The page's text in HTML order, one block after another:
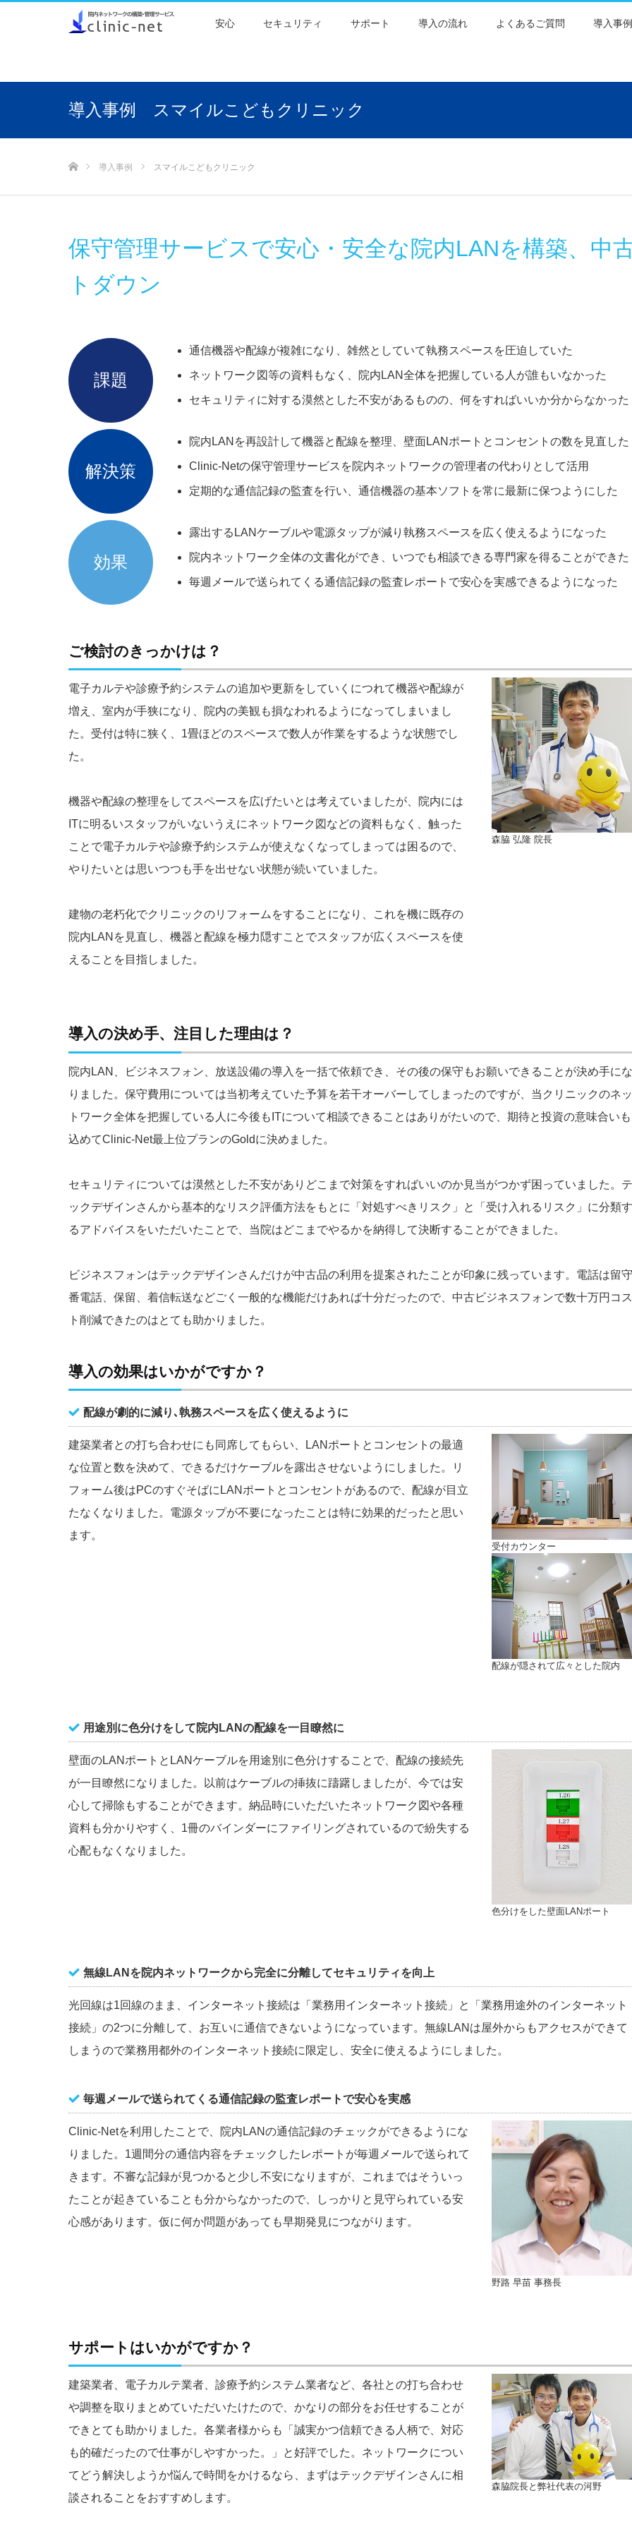
安心 セキュリティ サポート 導入の流れ よくあるご質問 導入事例
スマイルこどもクリニック
導入事例 スマイルこどもクリニック
保守管理サービスで安心・安全な院内LANを構築、中
トダウン
課題
通信機器や配線が複雑になり、雑然としていて執務スペースを圧迫していた
ネットワーク図等の資料もなく、院内LAN全体を把握している人が誰もいなかった
セキュリティに対する漠然とした不安があるものの、何をすればいいか分からなかった
解決策
院内LANを再設計して機器と配線を整理、壁面LANポートとコンセントの数を見直した
Clinic-Netの保守管理サービスを院内ネットワークの管理者の代わりとして活用
定期的な通信記録の監査を行い、通信機器の基本ソフトを常に最新に保つようにした
効果
露出するLANケーブルや電源タップが減り執務スペースを広く使えるようになった
院内ネットワーク全体の文書化ができ、いつでも相談できる専門家を得ることができた
毎週メールで送られてくる通信記録の監査レポートで安心を実感できるようになった
ご検討のきっかけは？
電子カルテや診療予約システムの追加や更新をしていくにつれて機器や配線が
増え、室内が手狭になり、院内の美観も損なわれるようになってしまいまし
た。受付は特に狭く、1畳ほどのスペースで数人が作業をするような状態でし
た。
機器や配線の整理をしてスペースを広げたいとは考えていましたが、院内には
ITに明るいスタッフがいないうえにネットワーク図などの資料もなく、触った
ことで電子カルテや診療予約システムが使えなくなってしまっては困るので、
やりたいとは思いつつも手を出せない状態が続いていました。
建物の老朽化でクリニックのリフォームをすることになり、これを機に既存の
院内LANを見直し、機器と配線を極力隠すことでスタッフが広くスペースを使
えることを目指しました。
森脇 弘隆 院長
導入の決め手、注目した理由は？
院内LAN、ビジネスフォン、放送設備の導入を一括で依頼でき、その後の保守もお願いできることが決め手にな
りました。保守費用については当初考えていた予算を若干オーバーしてしまったのですが、当クリニックのネッ
トワーク全体を把握している人に今後もITについて相談できることはありがたいので、期待と投資の意味合いも
込めてClinic-Net最上位プランのGoldに決めました。
セキュリティについては漠然とした不安がありどこまで対策をすればいいのか見当がつかず困っていました。テ
ックデザインさんから基本的なリスク評価方法をもとに「対処すべきリスク」と「受け入れるリスク」に分類す
るアドバイスをいただいたことで、当院はどこまでやるかを納得して決断することができました。
ビジネスフォンはテックデザインさんだけが中古品の利用を提案されたことが印象に残っています。電話は留守
番電話、保留、着信転送などごく一般的な機能だけあれば十分だったので、中古ビジネスフォンで数十万円コス
ト削減できたのはとても助かりました。
導入の効果はいかがですか？
配線が劇的に減り､執務スペースを広く使えるように
建築業者との打ち合わせにも同席してもらい、LANポートとコンセントの最適
な位置と数を決めて、できるだけケーブルを露出させないようにしました。リ
フォーム後はPCのすぐそばにLANポートとコンセントがあるので、配線が目立
たなくなりました。電源タップが不要になったことは特に効果的だったと思い
ます。
受付カウンター
配線が隠されて広々とした院内
用途別に色分けをして院内LANの配線を一目瞭然に
壁面のLANポートとLANケーブルを用途別に色分けすることで、配線の接続先
が一目瞭然になりました。以前はケーブルの挿抜に躊躇しましたが、今では安
心して掃除もすることができます。納品時にいただいたネットワーク図や各種
資料も分かりやすく、1冊のバインダーにファイリングされているので紛失する
心配もなくなりました。
色分けをした壁面LANポート
無線LANを院内ネットワークから完全に分離してセキュリティを向上
光回線は1回線のまま、インターネット接続は「業務用インターネット接続」と「業務用途外のインターネット
接続」の2つに分離して、お互いに通信できないようになっています。無線LANは屋外からもアクセスができて
しまうので業務用都外のインターネット接続に限定し、安全に使えるようにしました。
毎週メールで送られてくる通信記録の監査レポートで安心を実感
Clinic-Netを利用したことで、院内LANの通信記録のチェックができるようにな
りました。1週間分の通信内容をチェックしたレポートが毎週メールで送られて
きます。不審な記録が見つかると少し不安になりますが、これまではそういっ
たことが起きていることも分からなかったので、しっかりと見守られている安
心感があります。仮に何か問題があっても早期発見につながります。
野路 早苗 事務長
サポートはいかがですか？
建築業者、電子カルテ業者、診療予約システム業者など、各社との打ち合わせ
や調整を取りまとめていただいたけたので、かなりの部分をお任せすることが
できとても助かりました。各業者様からも「誠実かつ信頼できる人柄で、対応
も的確だったので仕事がしやすかった。」と好評でした。ネットワークについ
てどう解決しようか悩んで時間をかけるなら、まずはテックデザインさんに相
談されることをおすすめします。
森脇院長と弊社代表の河野